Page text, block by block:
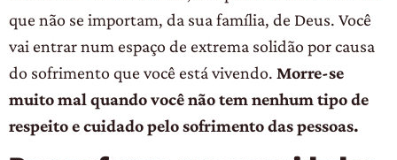
que não se importam, da sua família, de Deus. Você
vai entrar num espaço de extrema solidão por causa
do sofrimento que você está vivendo. Morre-se
muito mal quando você não tem nenhum tipo de
respeito e cuidado pelo sofrimento das pessoas.